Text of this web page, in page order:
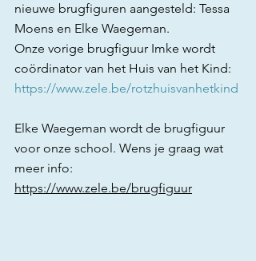
nieuwe brugfiguren aangesteld: Tessa
Moens en Elke Waegeman.
Onze vorige brugfiguur Imke wordt
coördinator van het Huis van het Kind:
https://www.zele.be/rotzhuisvanhetkind
Elke Waegeman wordt de brugfiguur
voor onze school. Wens je graag wat
meer info:
https://www.zele.be/brugfiguur